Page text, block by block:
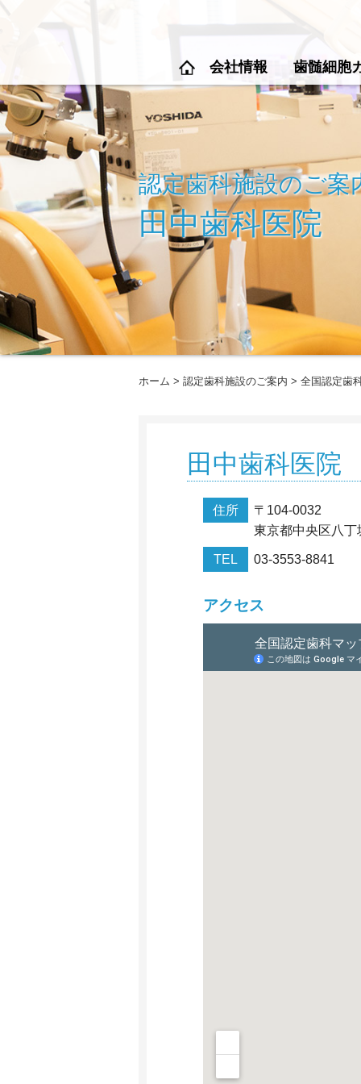
会社情報 歯髄細胞
認定歯科施設のご案
田中歯科医院
ホーム 認定歯科施設のご案内 全国認定歯
田中歯科医院
住所
〒104-0032
東京都中央区八
TEL 03-3553-8841
アクセス